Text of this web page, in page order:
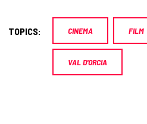
TOPICS: CINEMA FILM
VAL D'ORCIA